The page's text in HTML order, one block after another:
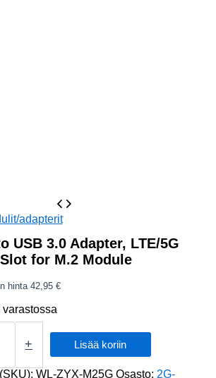
adapterit
USB 3.0 Adapter, LTE/5G
for M.2 Module
hinta 42,95 €
varastossa
+ Lisää koriin
WL-ZYX-M25G Osasto: 2G-